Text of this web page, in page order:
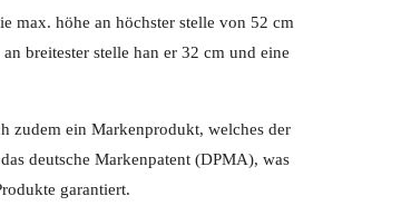
max. höhe an höchster stelle von 52 cm
breitester stelle han er 32 cm und eine
zudem ein Markenprodukt, welches der
deutsche Markenpatent (DPMA), was
garantiert.